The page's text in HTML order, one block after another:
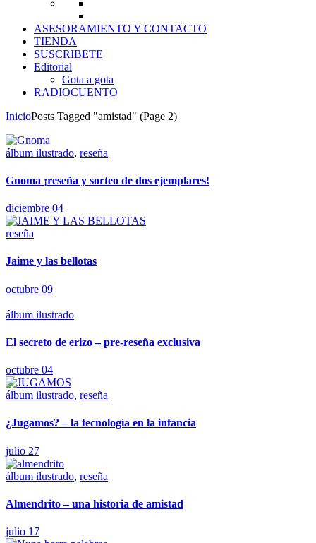
ASESORAMIENTO Y CONTACTO
TIENDA
SUSCRIBETE
Editorial
Gota a gota
RADIOCUENTO
InicioPosts Tagged "amistad" (Page 2)
álbum ilustrado, reseña
Gnoma ¡reseña y sorteo de dos ejemplares!
diciembre 04
reseña
Jaime y las bellotas
octubre 09
álbum ilustrado
El secreto de erizo – pre-reseña exclusiva
octubre 04
álbum ilustrado, reseña
¿Jugamos? – la tecnología en la infancia
julio 27
álbum ilustrado, reseña
Almendrito – una historia de amistad
julio 17